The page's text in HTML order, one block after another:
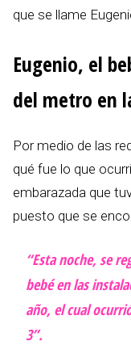
que se llame
Eugenio, el
del metro en
Por medio de las
qué fue lo que
embarazada que
puesto que se
“Esta noche, se
bebé en las
año, el cual
3”.